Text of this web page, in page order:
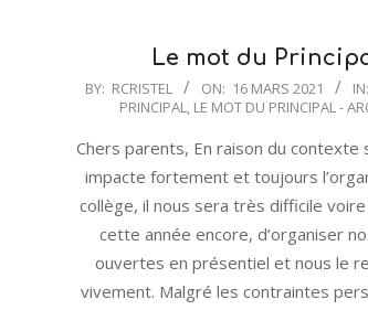
Le mot du
2021-
16
BY: RCRISTEL ON: 16 MARS 2021 IN:
PRINCIPAL, LE MOT DU PRINCIPAL -
Chers parents, En raison du contexte
impacte fortement et toujours
collège, il nous sera très difficile
cette année encore, d’organiser
ouvertes en présentiel et nous le
vivement. Malgré les contraintes